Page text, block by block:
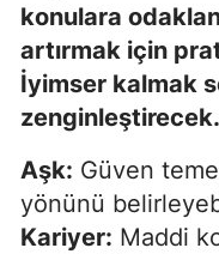
konulara
artırmak için
İyimser kalmak
zenginleştirecek.
Aşk: Güven
yönünü
Kariyer: Maddi